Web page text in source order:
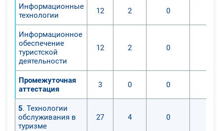
оформлении документов для
формировать кадровую политику в
туристской организации.
Информационные
технологии
12 2 0
Информационное
обеспечение
туристской
деятельности
12 2 0
Промежуточная
аттестация
3 0 0
5. Технологии
обслуживания в
туризме
27 4 0